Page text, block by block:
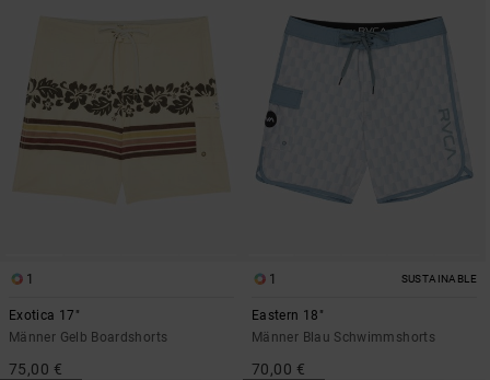
1
Exotica 17"
Männer Gelb Boardshorts
75,00 €
1 SUSTAINABLE
Eastern 18"
Männer Blau Schwimmshorts
70,00 €